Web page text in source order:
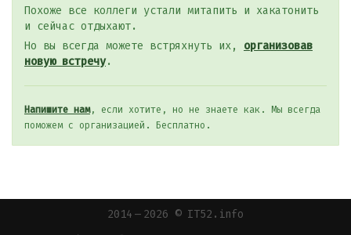
Похоже все коллеги устали митапить и хакатонить
и сейчас отдыхают.
Но вы всегда можете встряхнуть их, организовав
новую встречу.
Напишите нам, если хотите, но не знаете как. Мы всегда
поможем с организацией. Бесплатно.
2014 — 2026 © IT52.info